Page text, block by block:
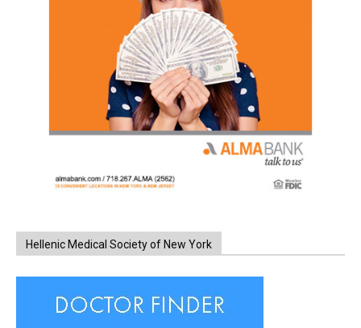
Hellenic Medical Society of New York